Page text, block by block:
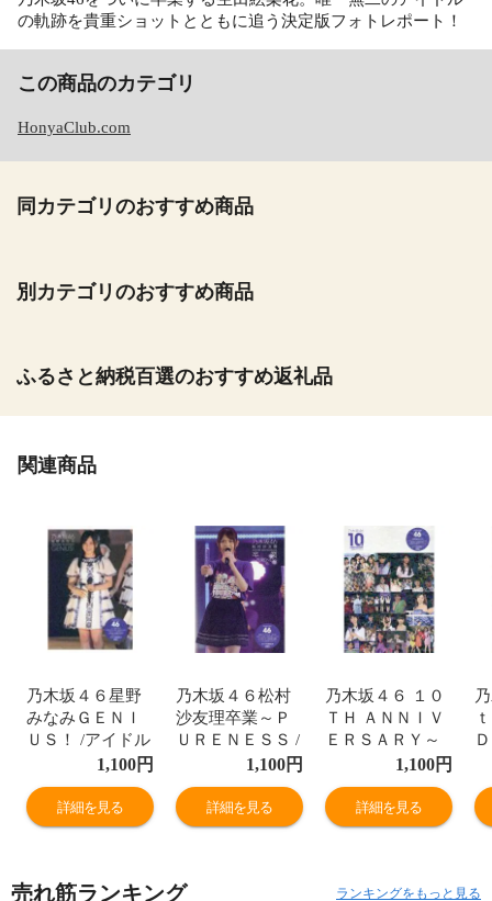
の軌跡を貴重ショットとともに追う決定版フォトレポート！
この商品のカテゴリ
HonyaClub.com
同カテゴリのおすすめ商品
別カテゴリのおすすめ商品
ふるさと納税百選のおすすめ返礼品
関連商品
乃木坂４６星野
みなみＧＥＮＩ
ＵＳ！ /アイドル
1,100円
詳細を見る
乃木坂４６松村
沙友理卒業～Ｐ
ＵＲＥＮＥＳＳ /
アイドル研究会
1,100円
詳細を見る
乃木坂４６ １０
ＴＨ ＡＮＮＩＶ
ＥＲＳＡＲＹ～
１０年のミラク
ル /アイドル研究
会
1,100円
詳細を見る
会
売れ筋ランキング ランキングをもっと見る